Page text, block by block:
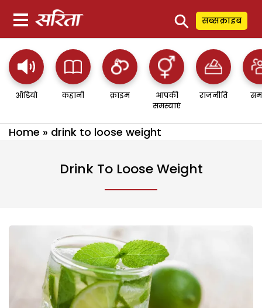
⚲ सब्सक्राइब
ऑडियो कहानी क्राइम
आपकी
समस्याएं
राजनीति
Home » drink to loose weight
Drink To Loose Weight